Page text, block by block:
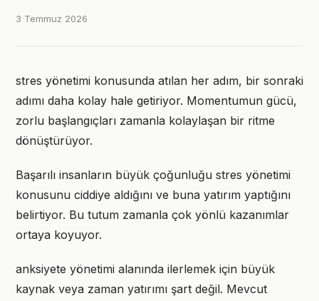
3 Temmuz 2026
stres yönetimi konusunda atılan her adım, bir sonraki
adımı daha kolay hale getiriyor. Momentumun gücü,
zorlu başlangıçları zamanla kolaylaşan bir ritme
dönüştürüyor.
Başarılı insanların büyük çoğunluğu stres yönetimi
konusunu ciddiye aldığını ve buna yatırım yaptığını
belirtiyor. Bu tutum zamanla çok yönlü kazanımlar
ortaya koyuyor.
anksiyete yönetimi alanında ilerlemek için büyük
kaynak veya zaman yatırımı şart değil. Mevcut